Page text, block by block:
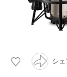
シェ